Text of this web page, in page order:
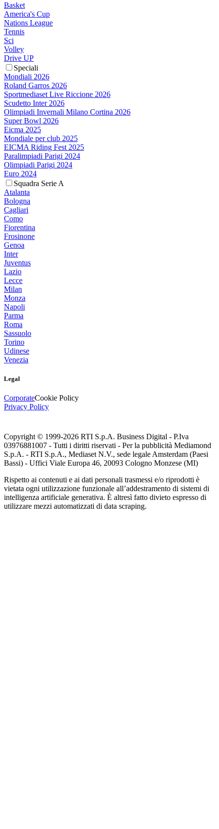
Basket
America's Cup
Nations League
Tennis
Sci
Volley
Drive UP
Speciali
Mondiali 2026
Roland Garros 2026
Sportmediaset Live Riccione 2026
Scudetto Inter 2026
Olimpiadi Invernali Milano Cortina 2026
Super Bowl 2026
Eicma 2025
Mondiale per club 2025
EICMA Riding Fest 2025
Paralimpiadi Parigi 2024
Olimpiadi Parigi 2024
Euro 2024
Squadra Serie A
Atalanta
Bologna
Cagliari
Como
Fiorentina
Frosinone
Genoa
Inter
Juventus
Lazio
Lecce
Milan
Monza
Napoli
Parma
Roma
Sassuolo
Torino
Udinese
Venezia
Legal
CorporateCookie Policy
Privacy Policy
Copyright © 1999-2026 RTI S.p.A. Business Digital - P.Iva
03976881007 - Tutti i diritti riservati - Per la pubblicità Mediamond
S.p.A. - RTI S.p.A., Mediaset N.V., sede legale Amsterdam (Paesi
Bassi) - Uffici Viale Europa 46, 20093 Cologno Monzese (MI)
Rispetto ai contenuti e ai dati personali trasmessi e/o riprodotti è
vietata ogni utilizzazione funzionale all’addestramento di sistemi di
intelligenza artificiale generativa. È altresì fatto divieto espresso di
utilizzare mezzi automatizzati di data scraping.